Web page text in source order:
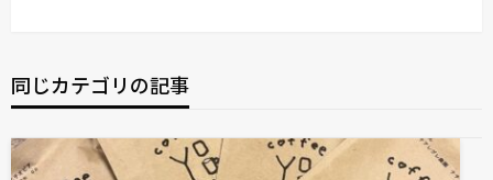
ー
ョ
同じカテゴリの記事